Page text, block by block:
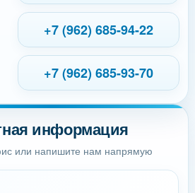
информация
или напишите нам напрямую
+7 (962) 685-94-22
+7 (962) 685-93-70